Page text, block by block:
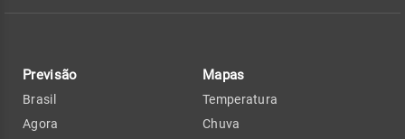
Previsão
Brasil
Agora
Mapas
Temperatura
Chuva